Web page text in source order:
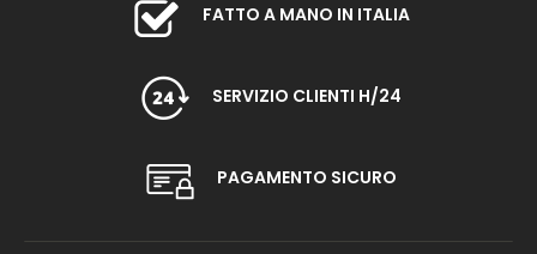
FATTO A MANO IN ITALIA
SERVIZIO CLIENTI H/24
PAGAMENTO SICURO